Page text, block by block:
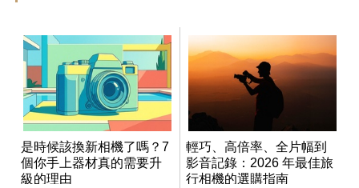
是時候該換新相機了嗎？7
個你手上器材真的需要升
級的理由
輕巧、高倍率、全片幅到
影音記錄：2026 年最佳旅
行相機的選購指南